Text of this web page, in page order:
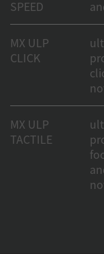
SPEED
MX ULP
CLICK
MX ULP
TACTILE